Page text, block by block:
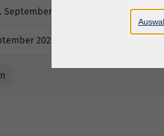
September 2026 13:00 – 17:00 Uhr
2026